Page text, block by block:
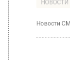
НОВОСТИ